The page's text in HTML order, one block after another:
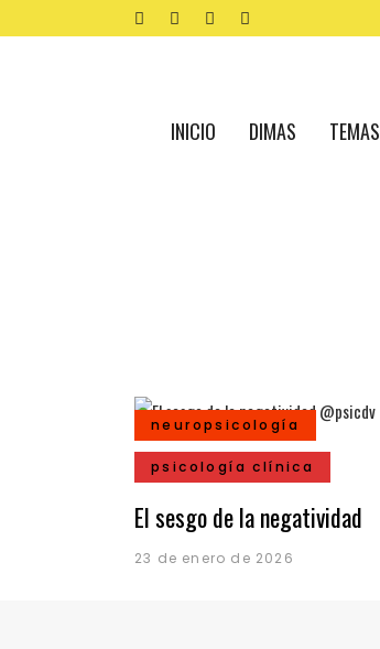
INICIO DIMAS TEMAS
neuropsicología
psicología clínica
El sesgo de la negatividad
23 de enero de 2026